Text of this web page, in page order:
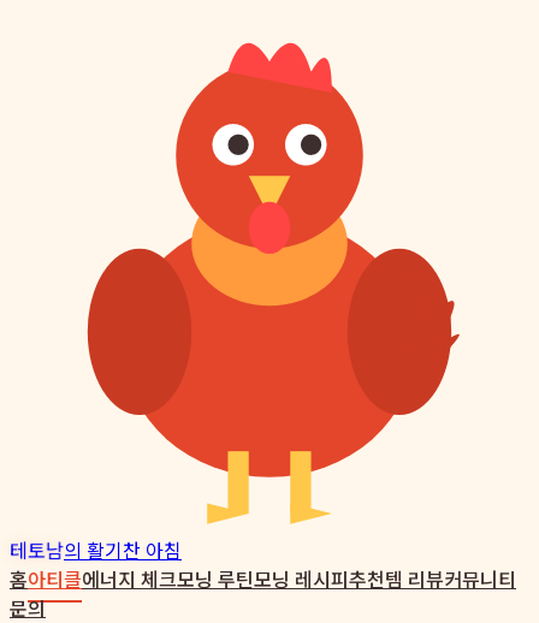
테토남의 활기찬 아침
홈아티클에너지 체크모닝 루틴모닝 레시피추천템 리뷰커뮤니티
문의